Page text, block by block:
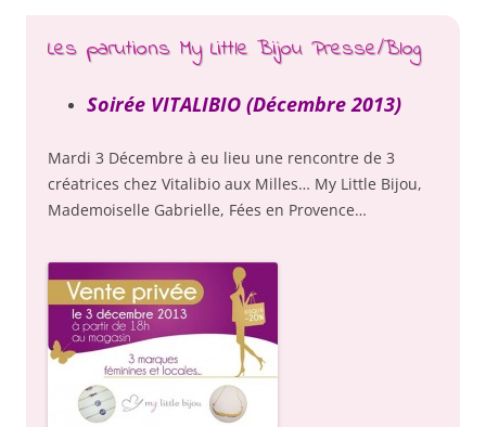
Les parutions My Little Bijou Presse/Blog
Soirée VITALIBIO (Décembre 2013)
Mardi 3 Décembre à eu lieu une rencontre de 3
créatrices chez Vitalibio aux Milles… My Little Bijou,
Mademoiselle Gabrielle, Fées en Provence…